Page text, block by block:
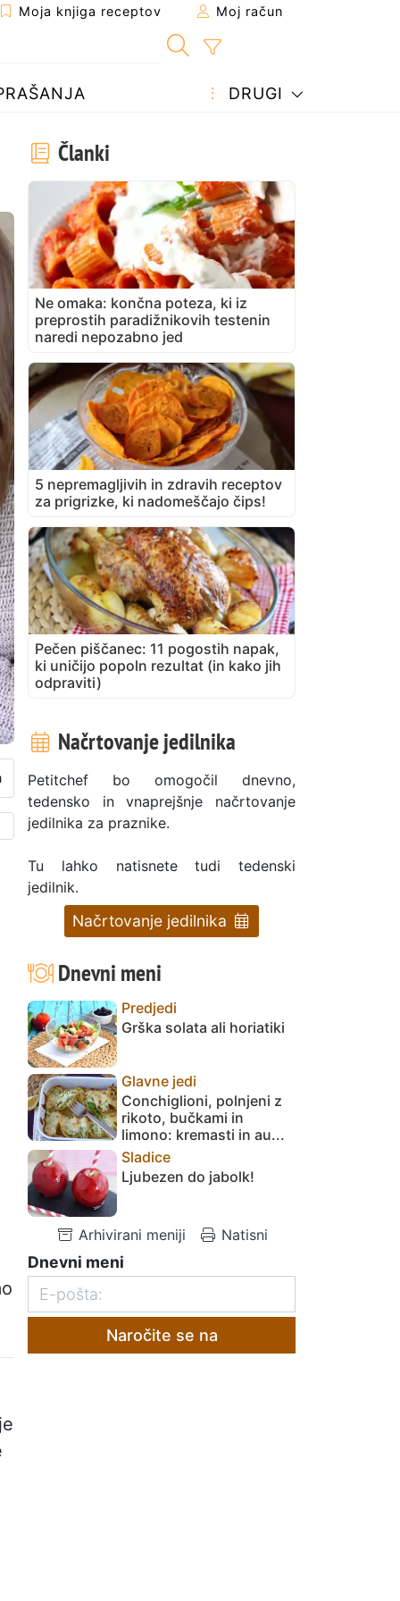
Moja knjiga receptov Moj račun
DRUGI
Članki
Ne omaka: končna poteza, ki iz
preprostih paradižnikovih testenin
naredi nepozabno jed
5 nepremagljivih in zdravih receptov
za prigrizke, ki nadomeščajo čips!
Pečen piščanec: 11 pogostih napak,
ki uničijo popoln rezultat (in kako jih
odpraviti)
Načrtovanje jedilnika
Petitchef bo omogočil dnevno,
tedensko in vnaprejšnje načrtovanje
jedilnika za praznike.
Tu lahko natisnete tudi tedenski
jedilnik.
Načrtovanje jedilnika
Dnevni meni
Predjedi
Grška solata ali horiatiki
Glavne jedi
Conchiglioni, polnjeni z
rikoto, bučkami in
limono: kremasti in au...
Sladice
Ljubezen do jabolk!
Arhivirani meniji Natisni
Dnevni meni
Naročite se na